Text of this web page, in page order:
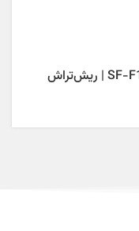
ریش‌تراش مسافرتی SHENGFA مدل SF-F13 | ریش‌تراش